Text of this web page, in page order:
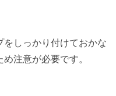
をしっかり付けておかな
注意が必要です。